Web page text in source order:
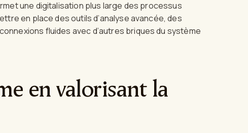
une digitalisation plus large des processus
en place des outils d’analyse avancée, des
fluides avec d’autres briques du système
en valorisant la